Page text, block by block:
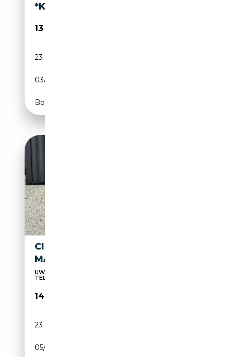
*KLIMA*USB*PDCH*UVM
13 740€
23 051 km
03/2024
Boîte manuelle
CITROEN C3 AIRCROSS 110 PK
MAX
UW TEVREDENHEID, DAAR GAAN WIJ VOOR,
TELKENS OPNIE...
14 490€
23 494 km
05/2024